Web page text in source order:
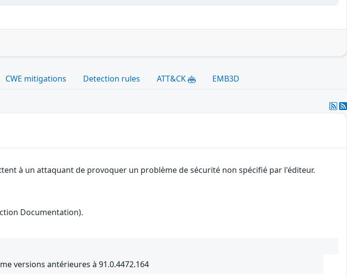
CWE mitigations Detection rules ATT&CK EMB3D
à un attaquant de provoquer un problème de sécurité non spécifié par l'éditeur.
Documentation).
versions antérieures à 91.0.4472.164